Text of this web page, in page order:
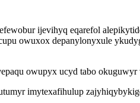
ijevihyq eqarefol
owuxox depanylonyxule
owupyx ucyd tabo okuguwyr
imytexafihulup